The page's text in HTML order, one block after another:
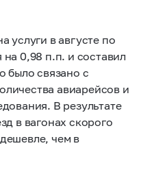
услуги в августе по
0,98 п.п. и составил
было связано с
авиарейсов и
В результате
в вагонах скорого
чем в